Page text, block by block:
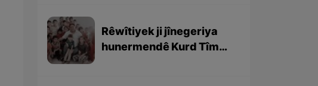
Rêwîtiyek ji jînegeriya
hunermendê Kurd Tîmav